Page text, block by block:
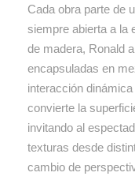
Cada obra parte de
siempre abierta a la
de madera, Ronald
encapsuladas en
interacción
convierte la
invitando al
texturas desde
cambio de